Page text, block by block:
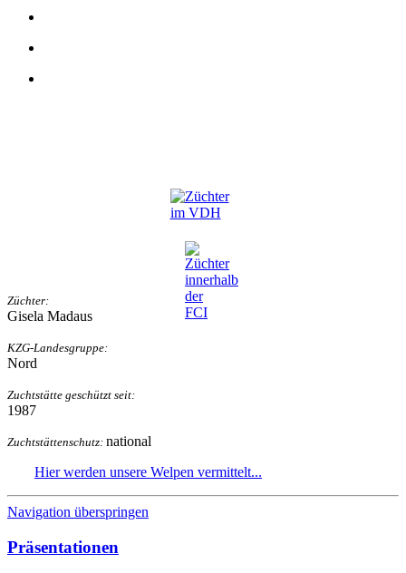
Züchter:
Gisela Madaus
KZG-Landesgruppe:
Nord
Zuchtstätte geschützt seit:
1987
Zuchtstättenschutz: national
Hierwerden unsere Welpen vermittelt...
Navigation überspringen
Präsentationen